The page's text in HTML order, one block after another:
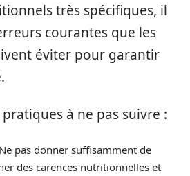
très spécifiques, il
courantes que les
éviter pour garantir
à ne pas suivre :
pas donner suffisamment de
des carences nutritionnelles et